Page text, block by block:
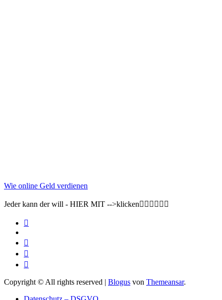
Wie online Geld verdienen
Jeder kann der will - HIER MIT -->klicken👇🏽👇🏽👇🏽
Copyright © All rights reserved | Blogus von Themeansar.